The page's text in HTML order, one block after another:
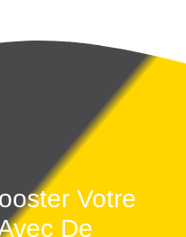
Votre
De